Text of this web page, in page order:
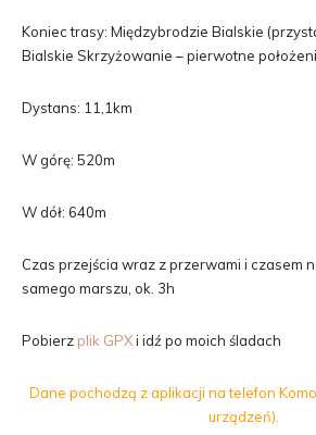
Koniec trasy: Międzybrodzie Bialskie
Bialskie Skrzyżowanie – pierwotne
Dystans: 11,1km
W górę: 520m
W dół: 640m
Czas przejścia wraz z przerwami i czasem
samego marszu, ok. 3h
Pobierz plik GPXi idź po moich śladach
Dane pochodzą z aplikacji na telefon
urządzeń).